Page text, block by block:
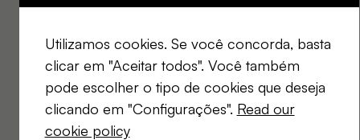
Utilizamos cookies. Se você concorda, basta
clicar em "Aceitar todos". Você também
pode escolher o tipo de cookies que deseja
clicando em "Configurações". Read our
cookie policy